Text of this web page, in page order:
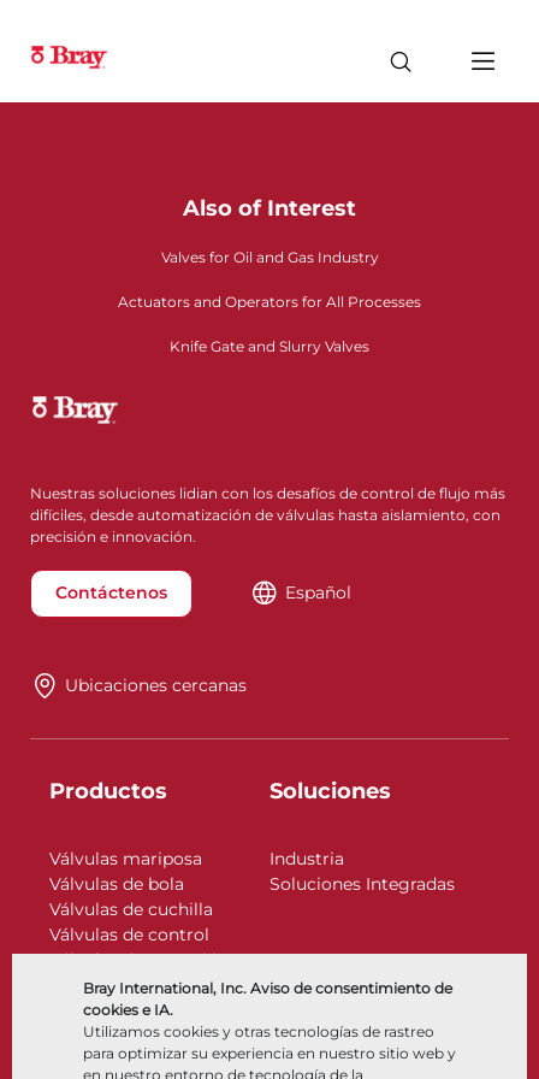
Bray International, Inc. Aviso de consentimiento de
cookies e IA.
Utilizamos cookies y otras tecnologías de rastreo
para optimizar su experiencia en nuestro sitio web y
en nuestro entorno de tecnología de la
Also of Interest
Valves for Oil and Gas Industry
Actuators and Operators for All Processes
Knife Gate and Slurry Valves
Nuestras soluciones lidian con los desafíos de control de flujo más
difíciles, desde automatización de válvulas hasta aislamiento, con
precisión e innovación.
Contáctenos Español
Ubicaciones cercanas
Productos
Válvulas mariposa
Válvulas de bola
Válvulas de cuchilla
Válvulas de control
Válvulas de retención
Actuadores
Accesorios de control
Criogénico
Soluciones
Industria
Soluciones Integradas
Compañía Recursos